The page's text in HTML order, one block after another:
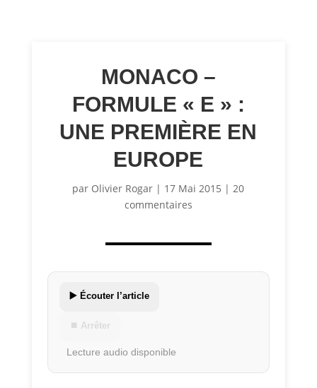
MONACO –
FORMULE « E » :
UNE PREMIÈRE EN
EUROPE
par Olivier Rogar | 17 Mai 2015 |20
commentaires
▶️ Écouter l’article
⏹ Arrêter
Lecture audio disponible